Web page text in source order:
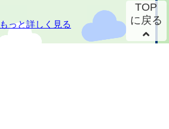
もっと詳しく見る
TOP
に戻る